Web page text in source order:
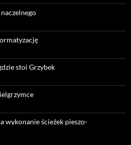
stoi Grzybek
wykonanie ścieżek pieszo-